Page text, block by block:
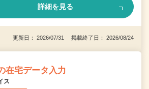
詳細を見る
更新日： 2026/07/31 掲載終了日： 2026/08/24
在宅データ入力
ス